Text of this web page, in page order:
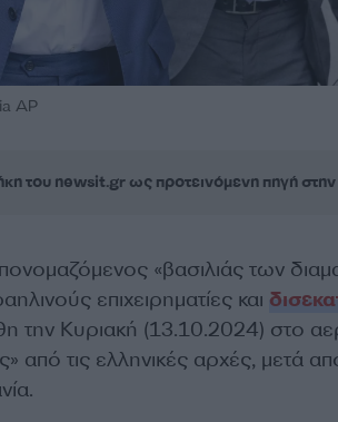
AP
του newsit.gr ως προτεινόμενη πηγή
«βασιλιάς των
επιχειρηματίες και
την Κυριακή (13.10.2024) στο
από τις ελληνικές αρχές, μετά